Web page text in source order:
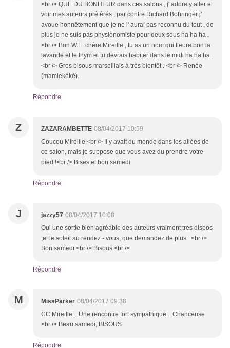
<br /> QUE DU BONHEUR dans ces salons , j' adore y aller et
voir mes auteurs préférés , par contre Richard Bohringer j'
avoue honnêtement que je ne l' aurai pas reconnu du tout , de
plus je ne suis pas physionomiste pour deux sous ha ha ha .
<br /> Bon W.E. chère Mireille , tu as un nom qui fleure bon la
lavande et le thym et tu devrais habiter dans le midi ha ha ha .
<br /> Gros bisous marseillais à très bientôt . <br /> Renée
(mamiekéké).
Répondre
Z ZAZARAMBETTE 08/04/2017 10:59
Coucou Mireille,<br /> Il y avait du monde dans les allées de
ce salon, mais je suppose que vous avez du prendre votre
pied !<br /> Bises et bon samedi
Répondre
J jazzy57 08/04/2017 10:08
Oui une sortie bien agréable des auteurs vraiment tres dispos
,et le soleil au rendez - vous, que demandez de plus .<br />
Bon samedi <br /> Bisous <br />
Répondre
M MissParker 08/04/2017 09:38
CC Mireille... Une rencontre fort sympathique... Chanceuse
<br /> Beau samedi, BISOUS
Répondre